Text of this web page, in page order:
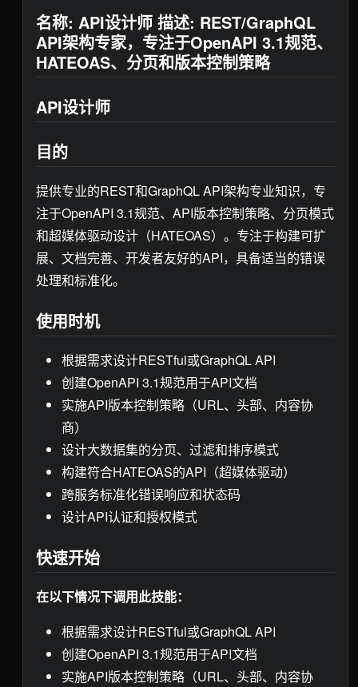
名称: API设计师 描述: REST/GraphQL
API架构专家，专注于OpenAPI 3.1规范、
HATEOAS、分页和版本控制策略
API设计师
目的
提供专业的REST和GraphQL API架构专业知识，专
注于OpenAPI 3.1规范、API版本控制策略、分页模式
和超媒体驱动设计（HATEOAS）。专注于构建可扩
展、文档完善、开发者友好的API，具备适当的错误
处理和标准化。
使用时机
根据需求设计RESTful或GraphQL API
创建OpenAPI 3.1规范用于API文档
实施API版本控制策略（URL、头部、内容协
商）
设计大数据集的分页、过滤和排序模式
构建符合HATEOAS的API（超媒体驱动）
跨服务标准化错误响应和状态码
设计API认证和授权模式
快速开始
在以下情况下调用此技能：
根据需求设计RESTful或GraphQL API
创建OpenAPI 3.1规范用于API文档
实施API版本控制策略（URL、头部、内容协